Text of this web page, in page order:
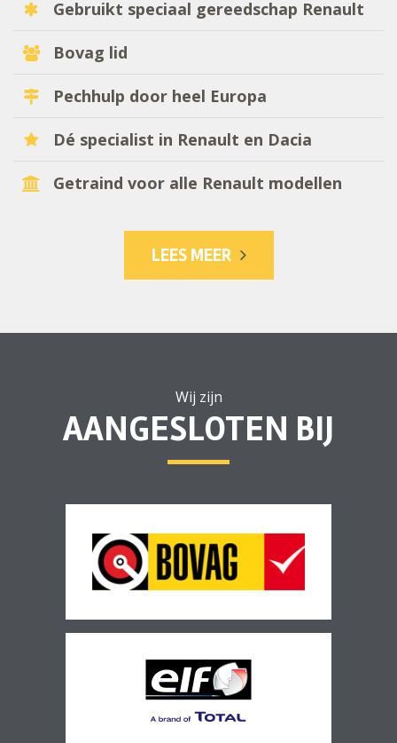
Gebruikt speciaal gereedschap Renault
Bovag lid
Pechhulp door heel Europa
Dé specialist in Renault en Dacia
Getraind voor alle Renault modellen
LEES MEER
Wij zijn
AANGESLOTEN BIJ